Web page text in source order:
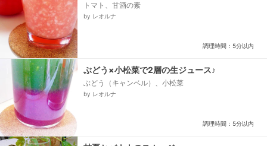
トマト、甘酒の素
by レオルナ
調理時間：5分以内
ぶどう×小松菜で2層の生ジュース♪
ぶどう（キャンベル）、小松菜
by レオルナ
調理時間：5分以内